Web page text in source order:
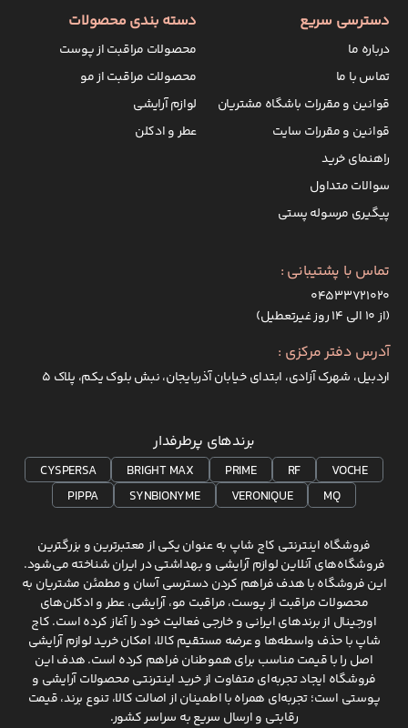
دسترسی سریع
درباره ما
تماس با ما
قوانین و مقررات باشگاه مشتریان
قوانین و مقررات سایت
راهنمای خرید
سوالات متداول
پیگیری مرسوله پستی
دسته بندی محصولات
محصولات مراقبت از پوست
محصولات مراقبت از مو
لوازم آرایشی
عطر و ادکلن
تماس با پشتیبانی :
۰۴۵۳۳۷۲۱۰۲۰
(از ۱۰ الی ۱۴ روز غیرتعطیل)
آدرس دفتر مرکزی :
اردبیل، شهرک آزادی، ابتدای خیابان آذربایجان، نبش بلوک یکم، پلاک 5
برندهای پرطرفدار
VOCHE
RF
PRIME
BRIGHT MAX
CYSPERSA
MQ
VERONIQUE
SYNBIONYME
PIPPA
فروشگاه اینترنتی کاج شاپ به عنوان یکی از معتبرترین و بزرگترین
فروشگاه‌های آنلاین لوازم آرایشی و بهداشتی در ایران شناخته می‌شود.
این فروشگاه با هدف فراهم کردن دسترسی آسان و مطمئن مشتریان به
محصولات مراقبت از پوست، مراقبت مو، آرایشی، عطر و ادکلن‌های
اورجینال از برندهای ایرانی و خارجی فعالیت خود را آغاز کرده است. کاج
شاپ با حذف واسطه‌ها و عرضه مستقیم کالا، امکان خرید لوازم آرایشی
اصل را با قیمت مناسب برای هموطنان فراهم کرده است. هدف این
فروشگاه ایجاد تجربه‌ای متفاوت از خرید اینترنتی محصولات آرایشی و
پوستی است؛ تجربه‌ای همراه با اطمینان از اصالت کالا، تنوع برند، قیمت
رقابتی و ارسال سریع به سراسر کشور.